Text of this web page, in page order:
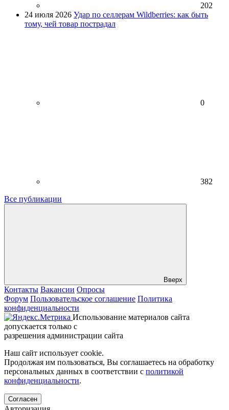
202
24 июля 2026 Удар по селлерам Wildberries: как быть
тому, чей товар пострадал
0
382
Все публикации
Вверх
Контакты Вакансии Опросы
Форум Пользовательское соглашение Политика
конфиденциальности
Использование материалов сайта
допускается только с
разрешения администрации сайта
Наш сайт использует cookie.
Продолжая им пользоваться, Вы соглашаетесь на обработку
персональных данных в соответствии с политикой
конфиденциальности.
Согласен